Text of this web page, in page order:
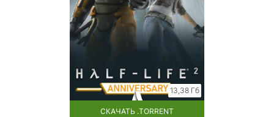
13,38 Гб
СКАЧАТЬ .TORRENT